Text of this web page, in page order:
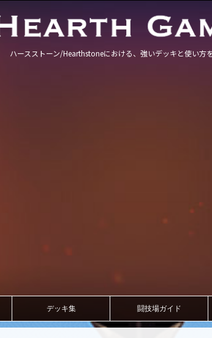
ハースストーン/Hearthstoneにおける、強いデッキと使い方
デッキ集 闘技場ガイド